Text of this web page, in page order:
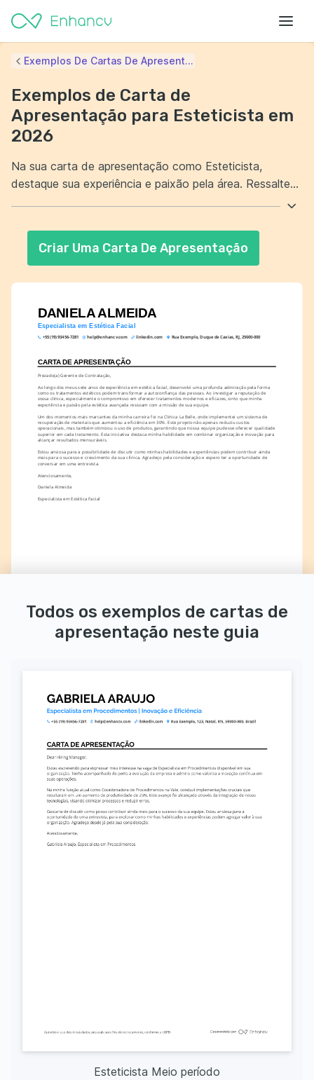
DANIELA ALMEIDA
Especialista em Estética Facial
+55 (19) 93456-7281 help@enhancv.com linkedin.com Rua Exemplo, Duque de Caxias, RJ, 25000-000
CARTA DE APRESENTAÇÃO
Prezado(a) Gerente de Contratação,
Ao longo dos meus sete anos de experiência em estética facial, desenvolvi uma profunda admiração pela forma
como os tratamentos estéticos podem transformar a autoconfiança das pessoas. Ao investigar a reputação de
vossa clínica, especialmente o compromisso em oferecer tratamentos modernos e eficazes, sinto que minha
experiência e paixão pela estética avançada ressoam com a missão de sua equipe.
Um dos momentos mais marcantes da minha carreira foi na Clínica La Belle, onde implementei um sistema de
recuperação de materiais que aumentou a eficiência em 30%. Este projeto não apenas reduziu custos
operacionais, mas também otimizou o uso de produtos, garantindo que nossa equipe pudesse oferecer qualidade
superior em cada tratamento. Esta iniciativa destaca minha habilidade em combinar organização e inovação para
alcançar resultados mensuráveis.
Estou ansiosa para a possibilidade de discutir como minhas habilidades e experiências podem contribuir ainda
mais para o sucesso e crescimento da sua clínica. Agradeço pela consideração e espero ter a oportunidade de
conversar em uma entrevista.
Atenciosamente,
Daniela Almeida
Especialista em Estética Facial
Exemplos De Cartas De Apresent...
Exemplos de Carta de
Apresentação para Esteticista em
2026
Na sua carta de apresentação como Esteticista,
destaque sua experiência e paixão pela área. Ressalte
habilidades técnicas e seu compromisso com a
satisfação do cliente. Mostre que está sempre em
frente das tendências.
Criar Uma Carta De Apresentação
Todos os exemplos de cartas de
apresentação neste guia
Esteticista Meio período